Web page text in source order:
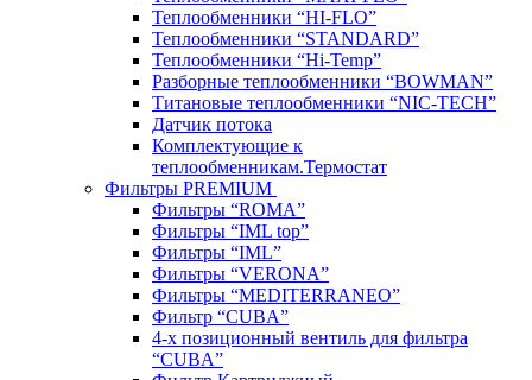
Теплообменники “HI-FLO”
Теплообменники “STANDARD”
Теплообменники “Hi-Temp”
Разборные теплообменники “BOWMAN”
Титановые теплообменники “NIC-TECH”
Датчик потока
Комплектующие к
теплообменникам.Термостат
Фильтры PREMIUM
Фильтры “ROMA”
Фильтры “IML top”
Фильтры “IML”
Фильтры “VERONA”
Фильтры “MEDITERRANEO”
Фильтр “CUBA”
4-х позиционный вентиль для фильтра
“CUBA”